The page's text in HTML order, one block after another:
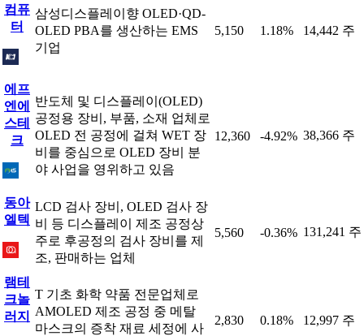
컴퓨
터
삼성디스플레이향 OLED·QD-
OLED PBA를 생산하는 EMS
기업
5,150 1.18% 14,442 주
에프
엔에
스테
크
반도체 및 디스플레이(OLED)
공정용 장비, 부품, 소재 업체로
OLED 전 공정에 걸쳐 WET 장
비를 중심으로 OLED 장비 분
야 사업을 영위하고 있음
12,360 -4.92% 38,366 주
동아
엘텍
LCD 검사 장비, OLED 검사 장
비 등 디스플레이 제조 공정상
주로 후공정의 검사 장비를 제
조, 판매하는 업체
5,560 -0.36% 131,241 주
램테
크놀
러지
T 기초 화학 약품 전문업체로
AMOLED 제조 공정 중 메탈
마스크의 증착 재료 세정에 사
2,830 0.18% 12,997 주